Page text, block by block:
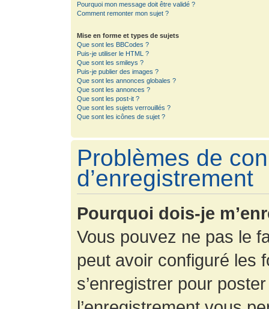
Pourquoi mon message doit être validé ?
Comment remonter mon sujet ?
Mise en forme et types de sujets
Que sont les BBCodes ?
Puis-je utiliser le HTML ?
Que sont les smileys ?
Puis-je publier des images ?
Que sont les annonces globales ?
Que sont les annonces ?
Que sont les post-it ?
Que sont les sujets verrouillés ?
Que sont les icônes de sujet ?
Problèmes de
d’enregistrement
Pourquoi dois-je
Vous pouvez ne pas le
peut avoir configuré les
s’enregistrer pour